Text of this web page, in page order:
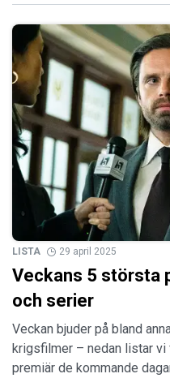
LISTA 29 april 2025
Veckans 5 största
och serier
Veckan bjuder på bland
krigsfilmer – nedan listar
premiär de kommande